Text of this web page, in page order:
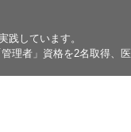
践しています。
理者」資格を2名取得、